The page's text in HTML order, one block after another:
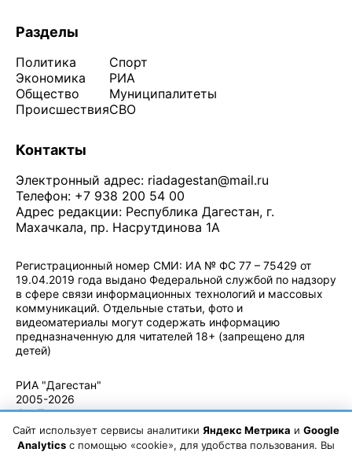
Разделы
Политика
Экономика
Общество
Происшествия
Спорт
РИА
Муниципалитеты
СВО
Контакты
Электронный адрес: riadagestan@mail.ru
Телефон: +7 938 200 54 00
Адрес редакции: Республика Дагестан, г.
Махачкала, пр. Насрутдинова 1А
Регистрационный номер СМИ: ИА № ФС 77 – 75429 от
19.04.2019 года выдано Федеральной службой по надзору
в сфере связи информационных технологий и массовых
коммуникаций. Отдельные статьи, фото и
видеоматериалы могут содержать информацию
предназначенную для читателей 18+ (запрещено для
детей)
РИА "Дагестан"
2005-2026
© - Правила
использования
материалов.
Сайт использует сервисы аналитики Яндекс Метрика и Google
Analytics с помощью «cookie», для удобства пользования. Вы